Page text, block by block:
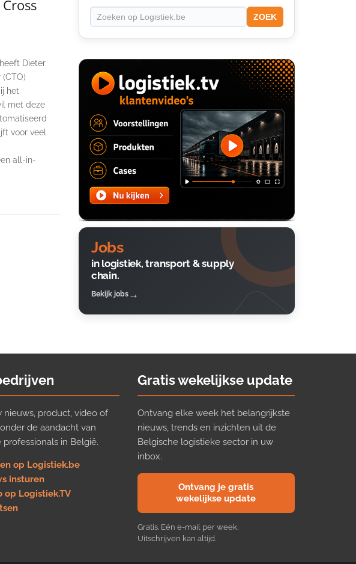
Dieter
het
met deze
voor veel
all-in-
ZOEK
Jobs
in logistiek, transport & supply
chain.
Bekijk jobs
nieuws, product, video of
de aandacht van
professionals in België.
op Logistiek.be
insturen
op Logistiek.TV
Gratis wekelijkse update
Ontvang elke week het belangrijkste
nieuws, trends en inzichten uit de
Belgische logistieke sector in uw
inbox.
Ontvang je gratis
wekelijkse update
Gratis. Eén e-mail per week.
Uitschrijven kan altijd.